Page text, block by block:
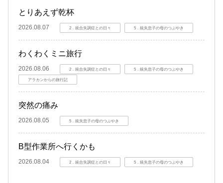
とりあえず乾杯
2026.08.07 2．統合失調症との日々 5．統失息子の母のつぶやき
わくわくミニ旅行
2026.08.06 2．統合失調症との日々 5．統失息子の母のつぶやき
アラカンからの旅行記
突然の痛み
2026.08.05 5．統失息子の母のつぶやき
B型作業所へ行くかも
2026.08.04 2．統合失調症との日々 5．統失息子の母のつぶやき